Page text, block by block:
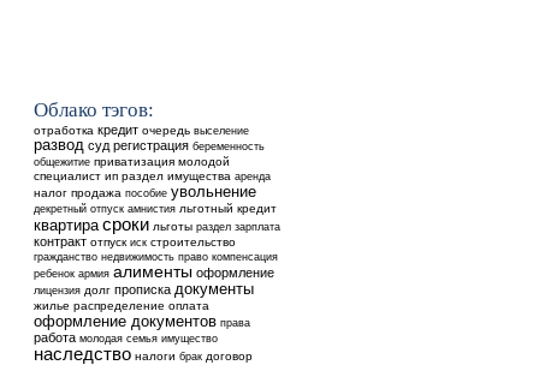
Облако тэгов:
отработка кредит очередь выселение
развод суд регистрация беременность
общежитие приватизация молодой
специалист ип раздел имущества аренда
налог продажа пособие увольнение
декретный отпуск амнистия льготный кредит
квартира сроки льготы раздел зарплата
контракт отпуск иск строительство
гражданство недвижимость право компенсация
ребенок армия алименты оформление
лицензия долг прописка документы
жилье распределение оплата
оформление документов права
работа молодая семья имущество
наследство налоги брак договор